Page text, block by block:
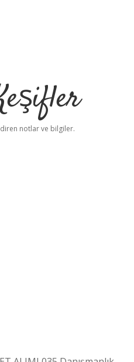
notlar ve bilgiler.